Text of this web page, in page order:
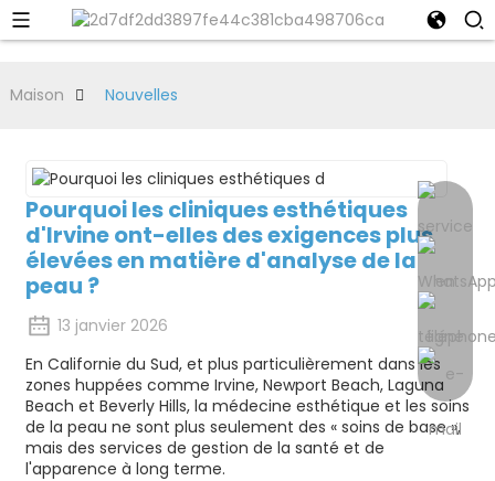
Maison Nouvelles
Pourquoi les cliniques esthétiques
d'Irvine ont-elles des exigences plus
élevées en matière d'analyse de la
peau ?
13 janvier 2026
En Californie du Sud, et plus particulièrement dans les
zones huppées comme Irvine, Newport Beach, Laguna
Beach et Beverly Hills, la médecine esthétique et les soins
de la peau ne sont plus seulement des « soins de base »,
mais des services de gestion de la santé et de
l'apparence à long terme.